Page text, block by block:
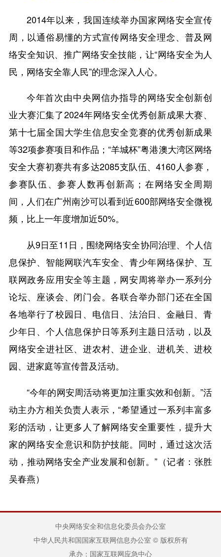
2014年以来，我国连续举办国家网络安全宣传
周，以通俗易懂的方式宣传网络安全理念、普及网
络安全知识、推广网络安全技能，让“网络安全为人
民，网络安全靠人民”的理念深入人心。
今年首次由中央网信办指导的网络安全创新创
业大赛汇集了2024年网络安全优秀创新成果大赛、
第十七届全国大学生信息安全竞赛的优秀创新成果
等32项参赛项目和作品；“羊城杯”粤港澳大湾区网络
安全大赛初赛共有多达2085支队伍、4160人参赛，
参赛队伍、参赛人数再创新高；在网络安全周期
间，人们在广州南沙可以看到近600部网络安全微视
频，比上一年度增加近50%。
从9日至11日，围绕网络安全协同治理、个人信
息保护、智能网联汽车安全、青少年网络保护、互
联网政务应用安全等主题，网安周将举办一系列分
论坛、座谈会、闭门会。各联合举办部门还在全国
各地举行了校园日、电信日、法治日、金融日、青
少年日、个人信息保护日等系列主题日活动，以及
网络安全进社区、进农村、进企业、进机关、进校
园、进家庭等宣传普及活动。
“今年的网安周活动将更加注重实效和创新。”活
动主办方相关负责人表示，“希望通过一系列丰富多
彩的活动，让更多人了解网络安全重要性，提升大
家的网络安全意识和防护技能。同时，通过这次活
动，推动网络安全产业发展和创新。”（记者：张胜
吴春燕）
中央网络安全和信息化委员会办公室
中华人民共和国国家互联网信息办公室 © 版权所有
承办：国家互联网应急中心